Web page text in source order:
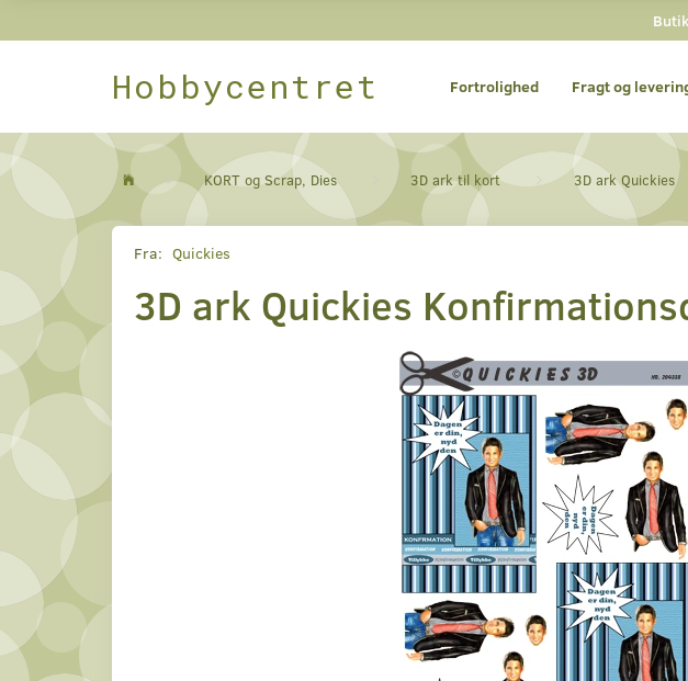
Hobbycentret Fortrolighed Fragt og
KORT og Scrap, Dies 3D ark til kort 3D ark Quickies
Fra: Quickies
3D ark Quickies